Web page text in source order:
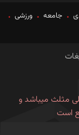
جامعه
ورزشی
مثلث میباشد و
است